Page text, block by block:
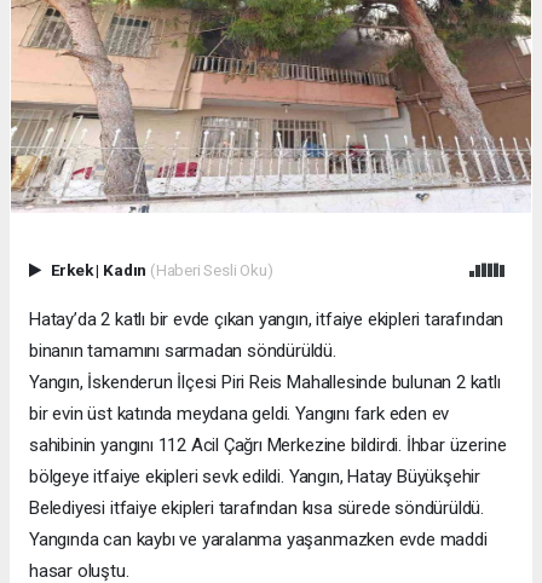
Erkek| Kadın (Haberi Sesli Oku)
Hatay’da 2 katlı bir evde çıkan yangın, itfaiye ekipleri tarafından
binanın tamamını sarmadan söndürüldü.
Yangın, İskenderun İlçesi Piri Reis Mahallesinde bulunan 2 katlı
bir evin üst katında meydana geldi. Yangını fark eden ev
sahibinin yangını 112 Acil Çağrı Merkezine bildirdi. İhbar üzerine
bölgeye itfaiye ekipleri sevk edildi. Yangın, Hatay Büyükşehir
Belediyesi itfaiye ekipleri tarafından kısa sürede söndürüldü.
Yangında can kaybı ve yaralanma yaşanmazken evde maddi
hasar oluştu.